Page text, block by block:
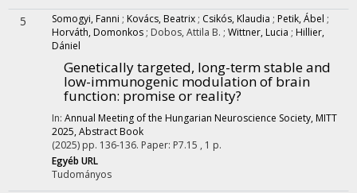
5 Somogyi, Fanni ; Kovács, Beatrix ; Csikós, Klaudia ; Petik, Ábel ;
Horváth, Domonkos ; Dobos, Attila B. ; Wittner, Lucia ; Hillier,
Dániel
Genetically targeted, long-term stable and
low-immunogenic modulation of brain
function: promise or reality?
In: Annual Meeting of the Hungarian Neuroscience Society, MITT
2025, Abstract Book
(2025) pp. 136-136. Paper: P7.15 , 1 p.
Egyéb URL
Tudományos